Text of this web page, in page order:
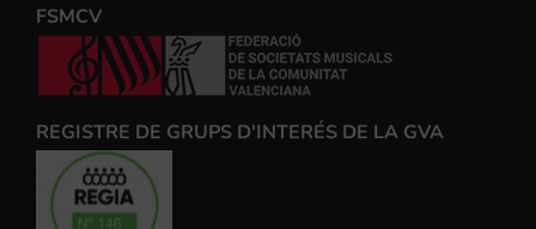
FSMCV
REGISTRE DE GRUPS D'INTERÉS DE LA GVA